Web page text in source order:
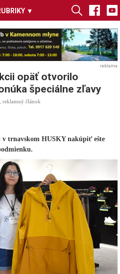
▾
reklama
opäť otvorilo
špeciálne zľavy
reklamný článok
v trnavskom HUSKY nakúpiť ešte